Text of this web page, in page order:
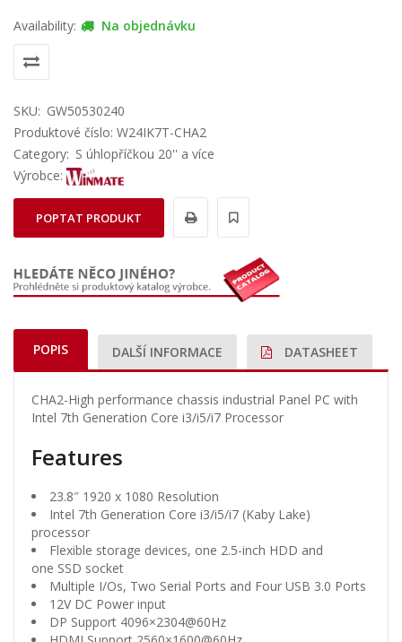
Availability: Na objednávku
SKU: GW50530240
Produktové číslo: W24IK7T-CHA2
Category: S úhlopříčkou 20'' a více
Výrobce:
POPTAT PRODUKT
POPIS DALŠÍ INFORMACE DATASHEET
CHA2-High performance chassis industrial Panel PC with
Intel 7th Generation Core i3/i5/i7 Processor
Features
23.8″ 1920 x 1080 Resolution
Intel 7th Generation Core i3/i5/i7 (Kaby Lake)
processor
Flexible storage devices, one 2.5-inch HDD and
one SSD socket
Multiple I/Os, Two Serial Ports and Four USB 3.0 Ports
12V DC Power input
DP Support 4096×2304@60Hz